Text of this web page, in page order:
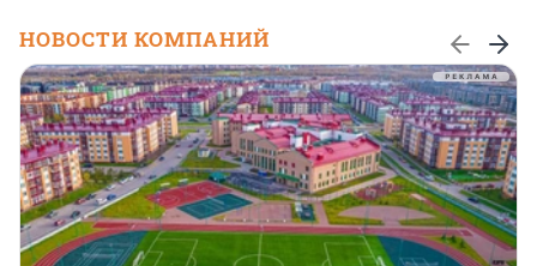
НОВОСТИ КОМПАНИЙ